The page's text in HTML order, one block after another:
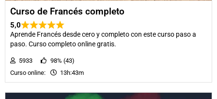
Curso de Francés completo
5,0
Aprende Francés desde cero y completo con este curso paso a
paso. Curso completo online gratis.
5933
98% (43)
Curso online:
13h:43m